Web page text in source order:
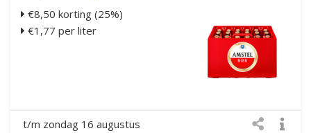
€8,50 korting (25%)
€1,77 per liter
t/m zondag 16 augustus